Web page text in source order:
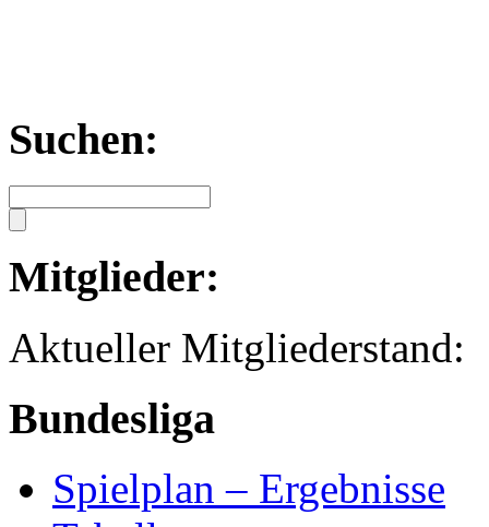
Suchen:
Mitglieder:
Aktueller
Bundesliga
Spielplan – Ergebnisse